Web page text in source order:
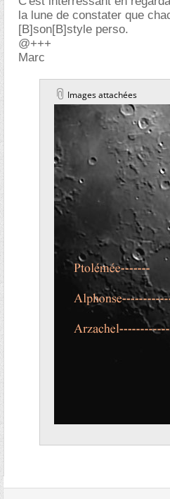
la lune de constater que
[B]son[B]style perso.
@+++
Marc
Images attachées